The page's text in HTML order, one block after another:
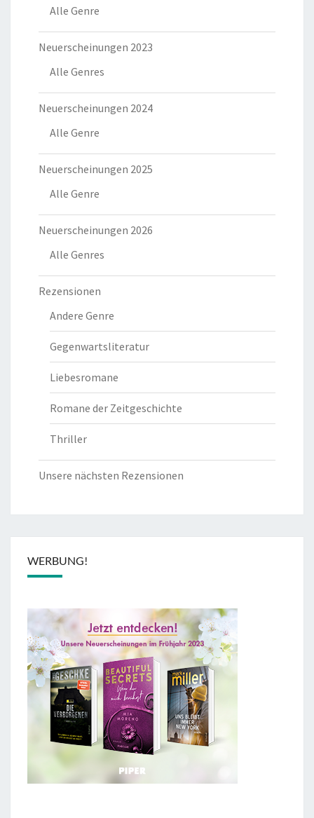
Alle Genre
Neuerscheinungen 2023
Alle Genres
Neuerscheinungen 2024
Alle Genre
Neuerscheinungen 2025
Alle Genre
Neuerscheinungen 2026
Alle Genres
Rezensionen
Andere Genre
Gegenwartsliteratur
Liebesromane
Romane der Zeitgeschichte
Thriller
Unsere nächsten Rezensionen
WERBUNG!